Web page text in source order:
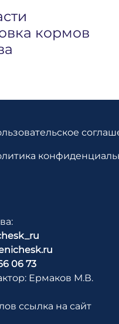
кормов
06 73
Ермаков М.В.
ссылка на сайт